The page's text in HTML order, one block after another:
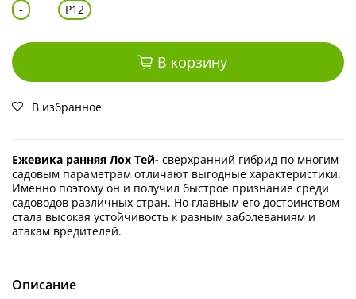
- Р12
В корзину
В избранное
Ежевика ранняя Лох Тей- сверхранний гибрид по многим
садовым параметрам отличают выгодные характеристики.
Именно поэтому он и получил быстрое признание среди
садоводов различных стран. Но главным его достоинством
стала высокая устойчивость к разным заболеваниям и
атакам вредителей.
Описание